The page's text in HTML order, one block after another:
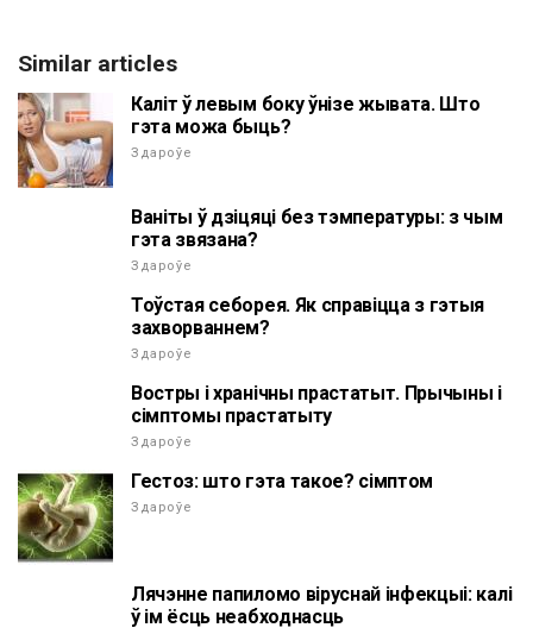
Similar articles
Каліт ў левым боку ўнізе жывата. Што
гэта можа быць?
Здароўе
Ваніты ў дзіцяці без тэмпературы: з чым
гэта звязана?
Здароўе
Тоўстая себорея. Як справіцца з гэтыя
захворваннем?
Здароўе
Востры і хранічны прастатыт. Прычыны і
сімптомы прастатыту
Здароўе
Гестоз: што гэта такое? сімптом
Здароўе
Лячэнне папиломо віруснай інфекцыі: калі
ў ім ёсць неабходнасць